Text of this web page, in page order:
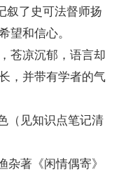
叙了史可法督师扬
和信心。
凉沉郁，语言却
，并带有学者的气
见知识点笔记清
著《闲情偶寄》